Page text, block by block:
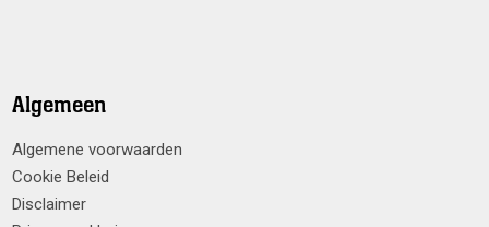
Algemeen
Algemene voorwaarden
Cookie Beleid
Disclaimer